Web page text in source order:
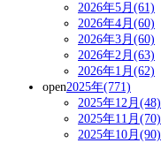
2026年5月(61)
2026年4月(60)
2026年3月(60)
2026年2月(63)
2026年1月(62)
open2025年(771)
2025年12月(48)
2025年11月(70)
2025年10月(90)